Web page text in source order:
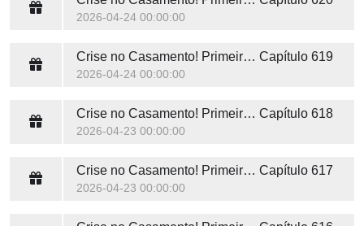
2026-04-24 00:00:00
Crise no Casamento! Primeiro amor, Fique Longe Capítulo 619
2026-04-24 00:00:00
Crise no Casamento! Primeiro amor, Fique Longe Capítulo 618
2026-04-23 00:00:00
Crise no Casamento! Primeiro amor, Fique Longe Capítulo 617
2026-04-23 00:00:00